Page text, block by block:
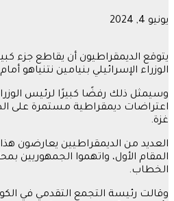
يونيو 4, 2024
يتوقع الديمقراطيون أن يقاطع
الوزراء الإسرائيلي بنيامين
وسيمثل ذلك رفضًا كبيرًا لرئيس
اعتراضات ديمقراطية مستمرة على
غزة.
العديد من الديمقراطيين يعارضون
المقام الأول، واتهموا الجمهوريين
الخطاب.
وقالت رئيسة التجمع التقدمي في